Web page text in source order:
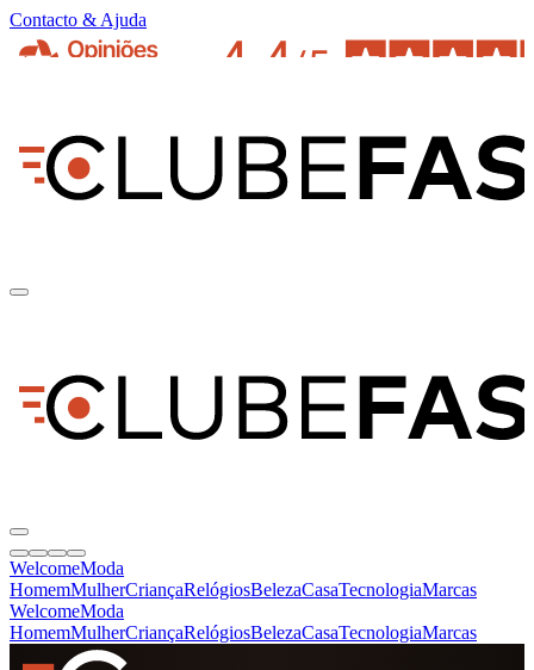
Contacto & Ajuda
WelcomeModa
HomemMulherCriançaRelógiosBelezaCasaTecnologiaMarcas
WelcomeModa
HomemMulherCriançaRelógiosBelezaCasaTecnologiaMarcas